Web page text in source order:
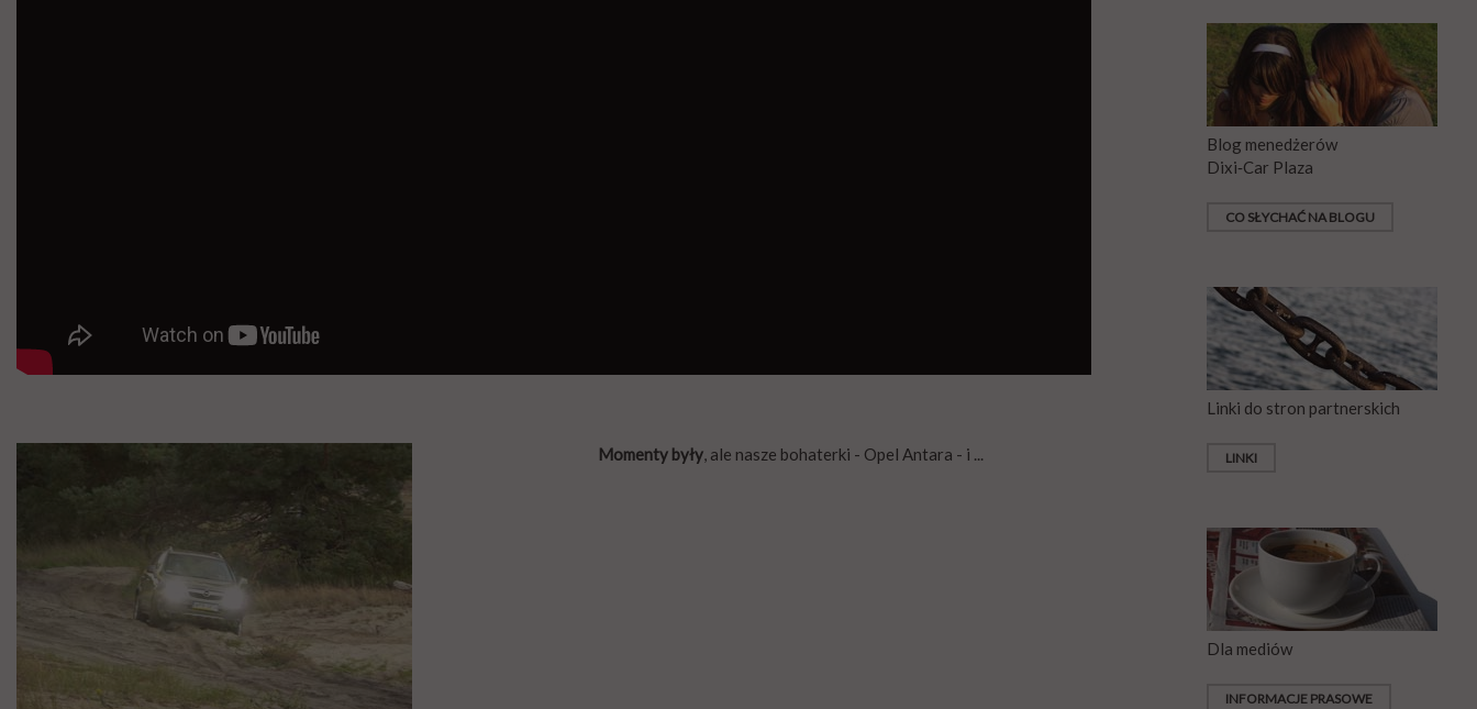
Momenty były, ale nasze bohaterki - Opel Antara - i ...
Blog menedżerów
Dixi‑Car Plaza
CO SŁYCHAĆ NA BLOGU
Linki do stron partnerskich
LINKI
Dla mediów
INFORMACJE PRASOWE